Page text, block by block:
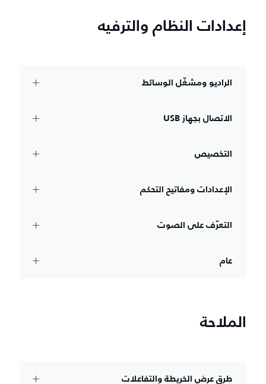
إعدادات النظام والترفيه
الراديو ومشغّل الوسائط
الاتصال بجهاز USB‏
التخصيص
الإعدادات ومفاتيح التحكم
التعرّف على الصوت
عام
الملاحة
طرق عرض الخريطة والتفاعلات